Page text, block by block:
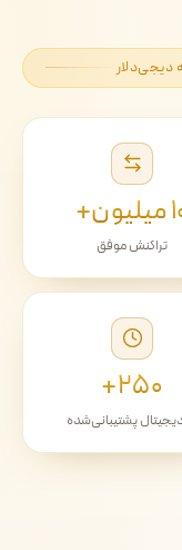
دیجی‌دلار
تراکنش موفق
۲۵۰+
دیجیتال پشتیبانی‌شده